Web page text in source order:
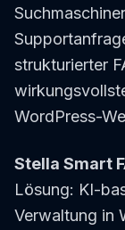
strukturierter
WordPress-
Stella Smart
Lösung: KI-
Verwaltung in